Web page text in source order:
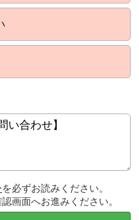
を必ずお読みください。
画面へお進みください。